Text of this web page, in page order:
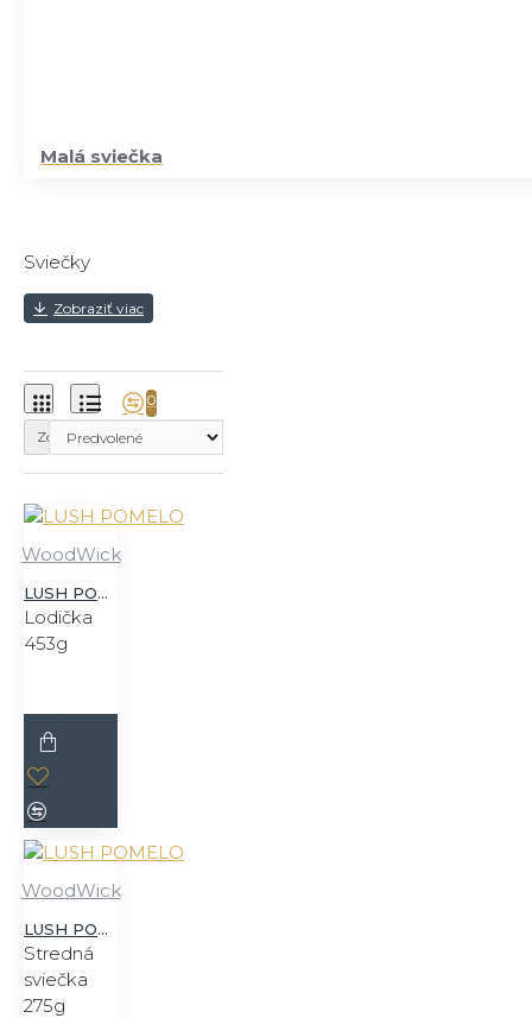
Malá sviečka
Sviečky
0
Zoradiť podľa:
WoodWick
LUSH POMELO
Lodička
453g
WoodWick
LUSH POMELO
Stredná
sviečka
275g